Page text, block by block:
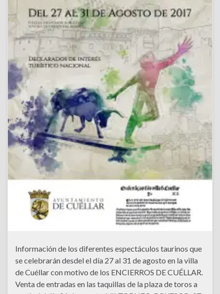
Información de los diferentes espectáculos taurinos que
se celebrarán desdel el día 27 al 31 de agosto en la villa
de Cuéllar con motivo de los ENCIERROS DE CUÉLLAR.
Venta de entradas en las taquillas de la plaza de toros a